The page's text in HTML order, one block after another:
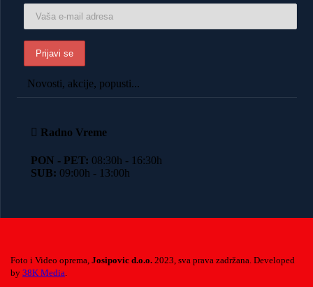
Novosti, akcije, popusti...
Radno Vreme
PON - PET: 08:30h - 16:30h
SUB: 09:00h - 13:00h
Foto i Video oprema, Josipovic d.o.o. 2023, sva prava zadržana. Developed
by 38K Media